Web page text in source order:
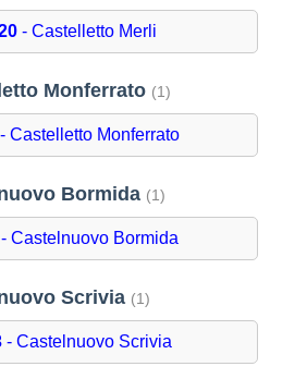
- Castelletto Merli
Monferrato (1)
Castelletto Monferrato
Bormida (1)
Castelnuovo Bormida
Scrivia (1)
- Castelnuovo Scrivia